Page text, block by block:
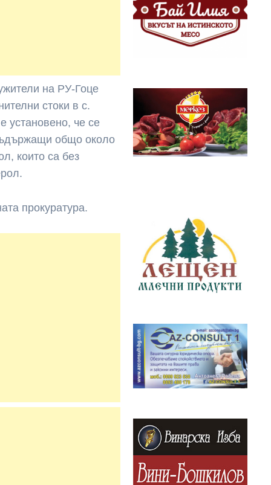
на РУ-Гоце
стоки в с.
установено, че се
общо около
които са без
прокуратура.